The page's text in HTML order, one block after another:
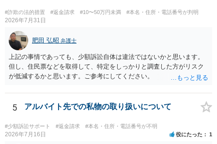
#詐欺の法的措置 #返金請求 #10〜50万円未満 #本名・住所・電話番号が判明
2026年7月31日
肥田 弘昭 弁護士
上記の事情であっても、少額訴訟自体は違法ではないかと思います。
但し、住民票などを取得して、特定をしっかりと調査した方がリスク
が低減するかと思います。ご参考にしてください。
5 アルバイト先での私物の取り扱いについて
#少額訴訟サポート #返金請求 #本名・住所・電話番号が不明
2026年7月16日 役にたった 1